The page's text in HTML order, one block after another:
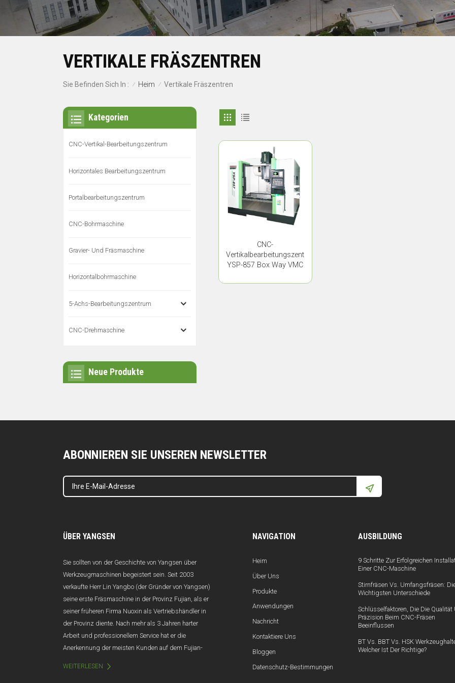
VERTIKALE FRÄSZENTREN
Sie Befinden Sich In : / Heim / Vertikale Fräszentren
CNC-
Vertikalbearbeitungszentrum
YSP-857 Box Way VMC
Kategorien
CNC-Vertikal-Bearbeitungszentrum
Horizontales Bearbeitungszentrum
Portalbearbeitungszentrum
CNC-Bohrmaschine
Gravier- Und Fräsmaschine
Horizontalbohrmaschine
5-Achs-Bearbeitungszentrum
CNC-Drehmaschine
Neue Produkte
ABONNIEREN SIE UNSEREN NEWSLETTER
ÜBER YANGSEN
Sie sollten von der Geschichte von Yangsen über
Werkzeugmaschinen begeistert sein. Seit 2003
verkaufte Herr Lin Yangbo (der Gründer von Yangsen)
seine erste Fräsmaschine in der Provinz Fujian, als er
seiner früheren Firma Nuoxin als Vertriebshändler in
der Provinz diente. Nach mehr als 3 Jahren harter
Arbeit und professionellem Service hat er die
Anerkennung der meisten Kunden auf dem Fujian-
100 Millionen Yuan. Leider wurde Nuoxin aufgrund
WEITERLESEN
NAVIGATION
Heim
Über Uns
Produkte
Anwendungen
Nachricht
Kontaktiere Uns
Bloggen
Datenschutz-Bestimmungen
AUSBILDUNG
9 Schritte Zur Erfolgreichen
Einer CNC-Maschine
Stirnfräsen Vs. Umfangsfräsen:
Wichtigsten Unterschiede
Schlüsselfaktoren, Die Die Qualität
Präzision Beim CNC-Fräsen
Beeinflussen
BT Vs. BBT Vs. HSK
Welcher Ist Der Richtige?